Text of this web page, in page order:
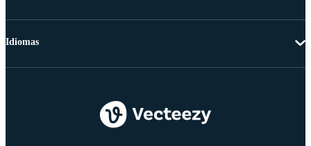
Idiomas